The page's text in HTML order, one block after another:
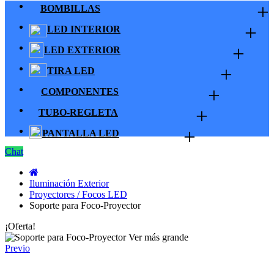
BOMBILLAS +
LED INTERIOR +
LED EXTERIOR +
TIRA LED +
COMPONENTES +
TUBO-REGLETA +
PANTALLA LED +
Chat
Iluminación Exterior
Proyectores / Focos LED
Soporte para Foco-Proyector
¡Oferta!
Ver más grande
Previo